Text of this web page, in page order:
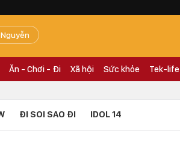
Ăn - Chơi - Đi Xã hội Sức khỏe Tek-life
ĐI SOI SAO ĐI IDOL 14